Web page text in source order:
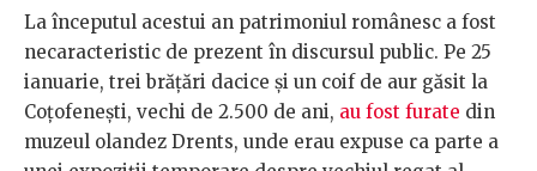
La începutul acestui an patrimoniul românesc a fost
necaracteristic de prezent în discursul public. Pe 25
ianuarie, trei brățări dacice și un coif de aur găsit la
Coțofenești, vechi de 2.500 de ani, au fost furate din
muzeul olandez Drents, unde erau expuse ca parte a